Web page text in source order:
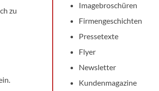
zu
Imagebroschüren
Firmengeschichten
Pressetexte
Flyer
Newsletter
Kundenmagazine